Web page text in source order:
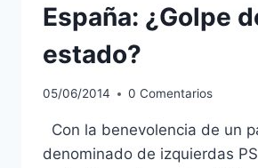
España: ¿Golpe
estado?
05/06/2014 0 Comentarios
Con la benevolencia de un
denominado de izquierdas